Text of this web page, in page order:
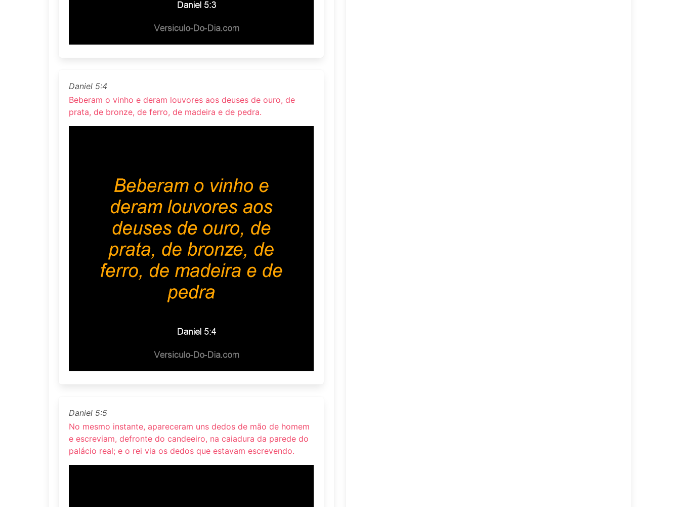
Daniel 5:4
Beberam o vinho e deram louvores aos deuses de ouro, de
prata, de bronze, de ferro, de madeira e de pedra.
Daniel 5:5
No mesmo instante, apareceram uns dedos de mão de homem
e escreviam, defronte do candeeiro, na caiadura da parede do
palácio real; e o rei via os dedos que estavam escrevendo.